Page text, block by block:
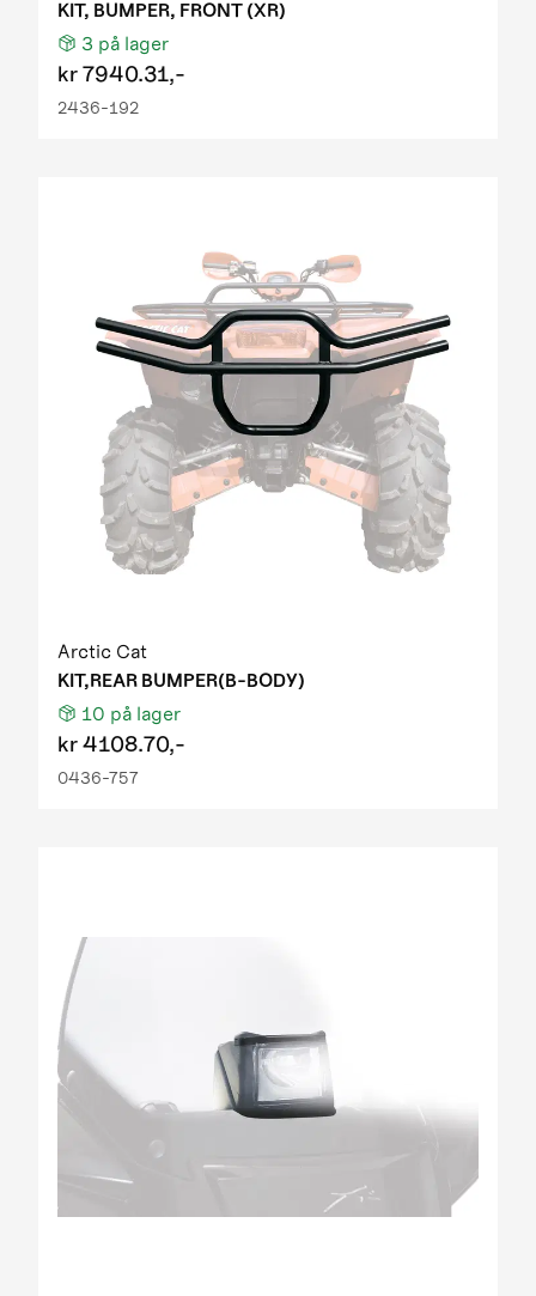
KIT, BUMPER, FRONT (XR)
3 på lager
kr7940.31,-
2436-192
Arctic Cat
KIT,REAR BUMPER(B-BODY)
10 på lager
kr4108.70,-
0436-757